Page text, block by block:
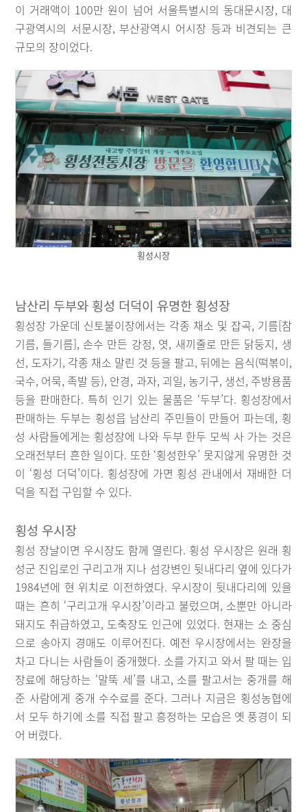
이 거래액이 100만 원이 넘어 서울특별시의 동대문시장, 대
구광역시의 서문시장, 부산광역시 어시장 등과 비견되는 큰
규모의 장이었다.
횡성시장
남산리 두부와 횡성 더덕이 유명한 횡성장
횡성장 가운데 신토불이장에서는 각종 채소 및 잡곡, 기름[참
기름, 들기름], 손수 만든 강정, 엿, 새끼줄로 만든 닭둥지, 생
선, 도자기, 각종 채소 말린 것 등을 팔고, 뒤에는 음식(떡볶이,
국수, 어묵, 족발 등), 안경, 과자, 괴일, 농기구, 생선, 주방용품
등을 판매한다. 특히 인기 있는 물품은 ‘두부’다. 횡성장에서
판매하는 두부는 횡성읍 남산리 주민들이 만들어 파는데, 횡
성 사람들에게는 횡성장에 나와 두부 한두 모씩 사 가는 것은
오래전부터 흔한 일이다. 또한 ‘횡성한우’ 못지않게 유명한 것
이 ‘횡성 더덕’이다. 횡성장에 가면 횡성 관내에서 재배한 더
덕을 직접 구입할 수 있다.
횡성 우시장
횡성 장날이면 우시장도 함께 열린다. 횡성 우시장은 원래 횡
성군 진입로인 구리고개 지나 섬강변인 뒷내다리 옆에 있다가
1984년에 현 위치로 이전하였다. 우시장이 뒷내다리에 있을
때는 흔히 ‘구리고개 우시장’이라고 불렀으며, 소뿐만 아니라
돼지도 취급하였고, 도축장도 인근에 있었다. 현재는 소 중심
으로 송아지 경매도 이루어진다. 예전 우시장에서는 완장을
차고 다니는 사람들이 중개했다. 소를 가지고 와서 팔 때는 입
장료에 해당하는 ‘말뚝 세’를 내고, 소를 팔고서는 중개를 해
준 사람에게 중개 수수료를 준다. 그러나 지금은 횡성농협에
서 모두 하기에 소를 직접 팔고 흥정하는 모습은 옛 풍경이 되
어 버렸다.